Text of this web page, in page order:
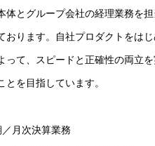
体とグループ会社の経理業務を
おります。自社プロダクトをは
って、スピードと正確性の両立
とを目指しています。
月次決算業務